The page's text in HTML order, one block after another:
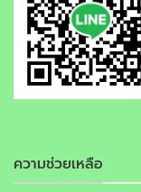
ความช่วยเหลือ